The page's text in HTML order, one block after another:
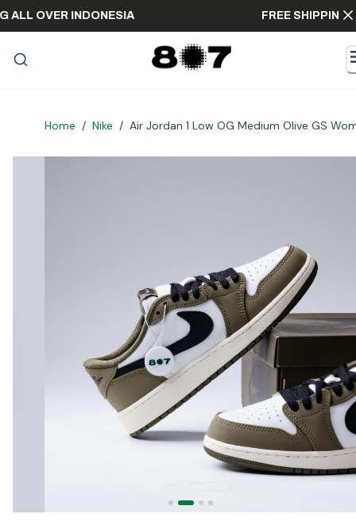
ALL OVER INDONESIA FREE
Home / Nike / Air Jordan 1 Low OG Medium Olive GS